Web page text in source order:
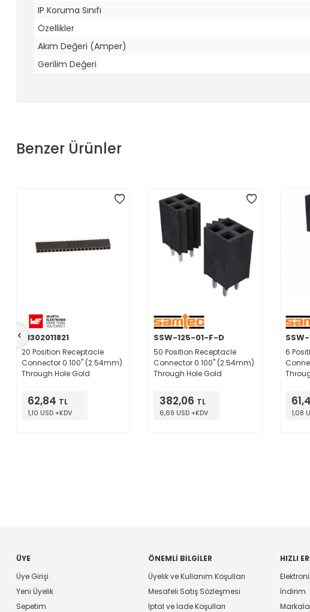
IP Koruma Sınıfı
Özellikler
Akım Değeri (Amper)
Gerilim Değeri
Benzer Ürünler
61302011821
20 Position Receptacle
Connector 0.100" (2.54mm)
Through Hole Gold
62,84 TL
1,10 USD +KDV
SSW-125-01-F-D
50 Position Receptacle
Connector 0.100" (2.54mm)
Through Hole Gold
382,06 TL
6,69 USD +KDV
6
1,08
ÜYE
Üye Girişi
Yeni Üyelik
Sepetim
ÖNEMLI BILGILER
Üyelik ve Kullanım Koşulları
Mesafeli Satış Sözleşmesi
İptal ve İade Koşulları
HIZLI
İndirim